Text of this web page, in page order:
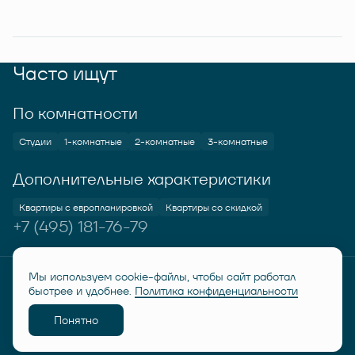
Часто ищут
По комнатности
Студии 1-комнатные 2-комнатные 3-комнатные
Дополнительные характеристики
Квартиры с европланировкой Квартиры со скидкой
+7 (495) 181-76-79
© RUSICH KOTELNIKI 2026Политика конфиденциальности
Дисклеймер "Семейная ипотека от 6%"
Мы используем cookie-файлы, чтобы сайт работал
быстрее и удобнее. Политика конфиденциальности
Понятно